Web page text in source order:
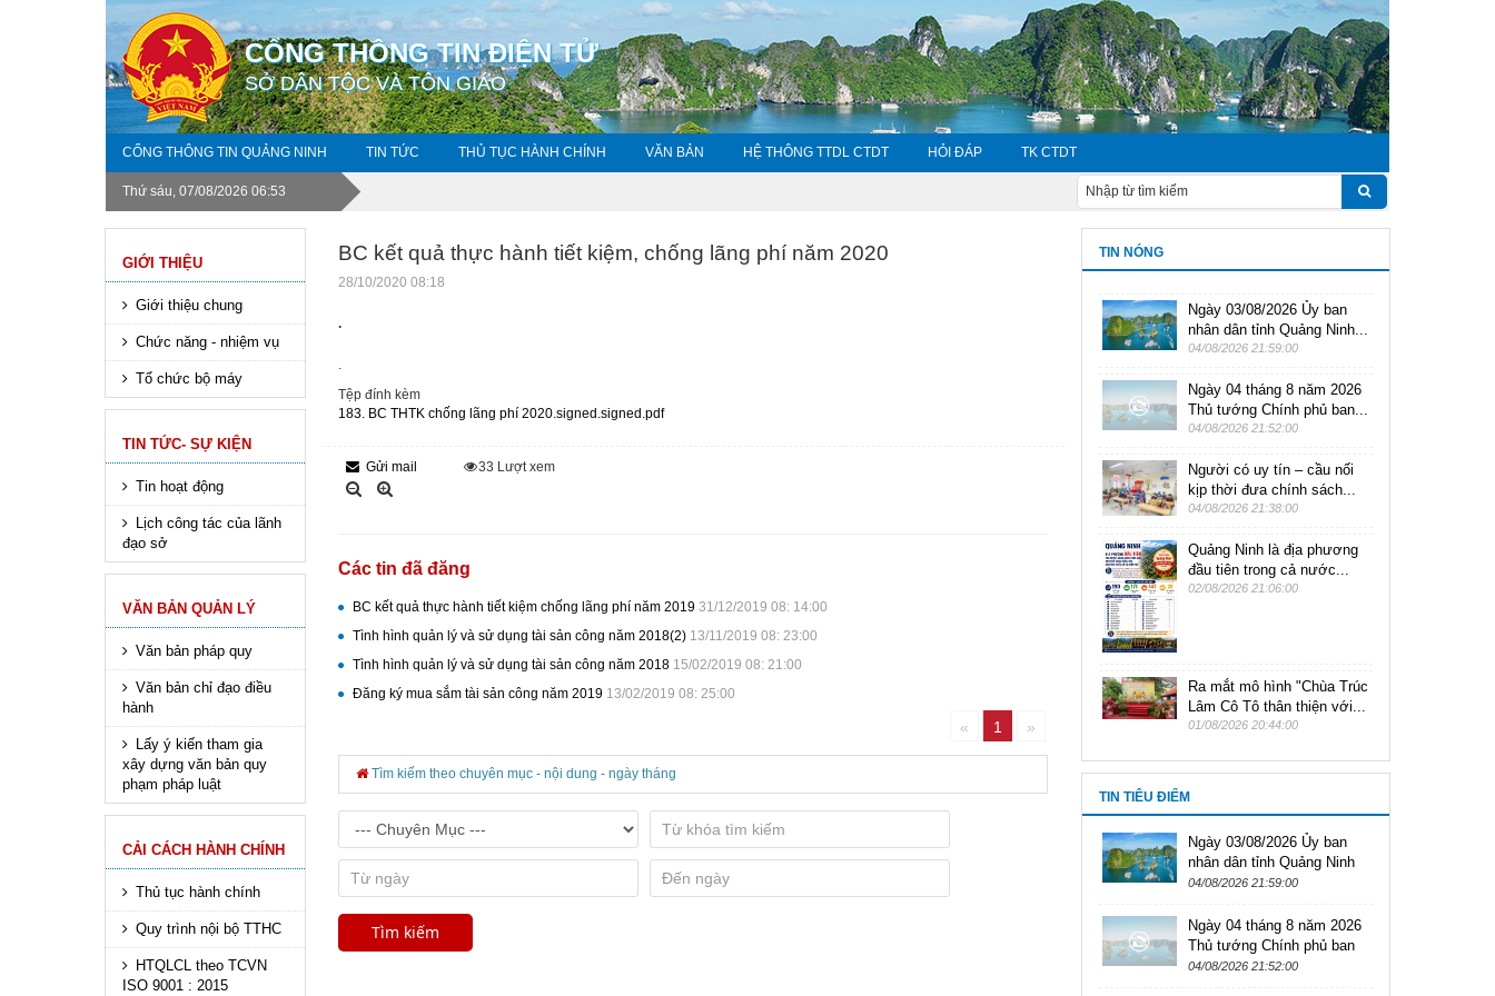
CỔNG THÔNG TIN ĐIỆN TỬ
SỞ DÂN TỘC VÀ TÔN GIÁO
CỔNG THÔNG TIN QUẢNG NINH TIN TỨC THỦ TỤC HÀNH CHÍNH VĂN BẢN HỆ THÔNG TTDL CTDT HỎI ĐÁP TK CTDT
Thứ sáu, 07/08/2026 06:53
GIỚI THIỆU
Giới thiệu chung
Chức năng - nhiệm vụ
Tổ chức bộ máy
TIN TỨC- SỰ KIỆN
Tin hoạt động
Lịch công tác của lãnh
đạo sở
VĂN BẢN QUẢN LÝ
Văn bản pháp quy
Văn bản chỉ đạo điều
hành
Lấy ý kiến tham gia
xây dựng văn bản quy
phạm pháp luật
CẢI CÁCH HÀNH CHÍNH
Thủ tục hành chính
Quy trình nội bộ TTHC
HTQLCL theo TCVN
ISO 9001 : 2015
BC kết quả thực hành tiết kiệm, chống lãng phí năm 2020
28/10/2020 08:18
.
.
Tệp đính kèm
183. BC THTK chống lãng phí 2020.signed.signed.pdf
Gửi mail 33 Lượt xem
Các tin đã đăng
BC kết quả thực hành tiết kiệm chống lãng phí năm 2019 31/12/2019 08: 14:00
Tình hình quản lý và sử dụng tài sản công năm 2018(2) 13/11/2019 08: 23:00
Tình hình quản lý và sử dụng tài sản công năm 2018 15/02/2019 08: 21:00
Đăng ký mua sắm tài sản công năm 2019 13/02/2019 08: 25:00
« 1 »
Tìm kiếm theo chuyên mục - nội dung - ngày tháng
TIN NÓNG
Ngày 03/08/2026 Ủy ban
nhân dân tỉnh Quảng Ninh...
04/08/2026 21:59:00
Ngày 04 tháng 8 năm 2026
Thủ tướng Chính phủ ban...
04/08/2026 21:52:00
Người có uy tín – cầu nối
kịp thời đưa chính sách...
04/08/2026 21:38:00
Quảng Ninh là địa phương
đầu tiên trong cả nước...
02/08/2026 21:06:00
Ra mắt mô hình "Chùa Trúc
Lâm Cô Tô thân thiện với...
01/08/2026 20:44:00
TIN TIÊU ĐIỂM
Ngày 03/08/2026 Ủy ban
nhân dân tỉnh Quảng Ninh
ban hành văn bản số
04/08/2026 21:59:00
Ngày 04 tháng 8 năm 2026
Thủ tướng Chính phủ ban
hành Nghị định Số:
04/08/2026 21:52:00